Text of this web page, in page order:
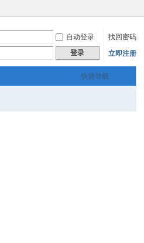
自动登录
找回密码
登录 立即注册
快捷导航